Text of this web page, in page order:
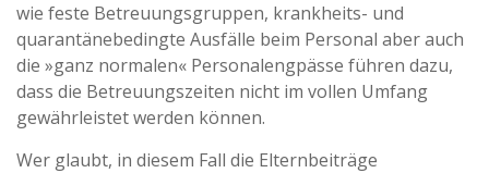
wie feste Betreuungsgruppen, krankheits- und
quarantänebedingte Ausfälle beim Personal aber auch
die »ganz normalen« Personalengpässe führen dazu,
dass die Betreuungszeiten nicht im vollen Umfang
gewährleistet werden können.
Wer glaubt, in diesem Fall die Elternbeiträge